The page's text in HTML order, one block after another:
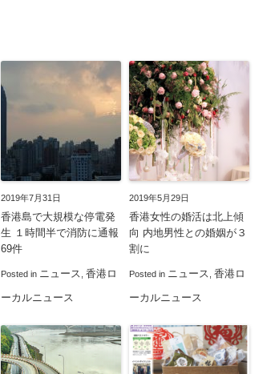
2019年7月31日
香港島で大規模な停電発
生 １時間半で消防に通報
69件
Posted in ニュース 香港ロ
ーカルニュース
2019年5月29日
香港女性の婚活は北上傾
向 内地男性との婚姻が３
割に
Posted in ニュース 香港ロ
ーカルニュース